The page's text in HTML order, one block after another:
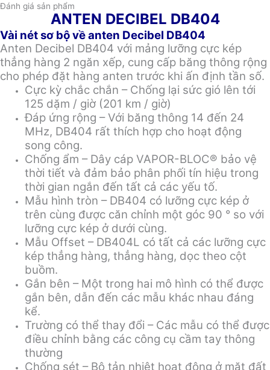
Đánh giá sản phẩm
ANTEN DECIBEL DB404
Vài nét sơ bộ về anten Decibel DB404
Anten Decibel DB404 với mảng lưỡng cực kép
thẳng hàng 2 ngăn xếp, cung cấp băng thông rộng
cho phép đặt hàng anten trước khi ấn định tần số.
Cực kỳ chắc chắn – Chống lại sức gió lên tới
125 dặm / giờ (201 km / giờ)
Đáp ứng rộng – Với băng thông 14 đến 24
MHz, DB404 rất thích hợp cho hoạt động
song công.
Chống ẩm – Dây cáp VAPOR-BLOC® bảo vệ
thời tiết và đảm bảo phân phối tín hiệu trong
thời gian ngắn đến tất cả các yếu tố.
Mẫu hình tròn – DB404 có lưỡng cực kép ở
trên cùng được căn chỉnh một góc 90 ° so với
lưỡng cực kép ở dưới cùng.
Mẫu Offset – DB404L có tất cả các lưỡng cực
kép thẳng hàng, thẳng hàng, dọc theo cột
buồm.
Gắn bên – Một trong hai mô hình có thể được
gắn bên, dẫn đến các mẫu khác nhau đáng
kể.
Trường có thể thay đổi – Các mẫu có thể được
điều chỉnh bằng các công cụ cầm tay thông
thường
Chống sét – Bộ tản nhiệt hoạt động ở mặt đất